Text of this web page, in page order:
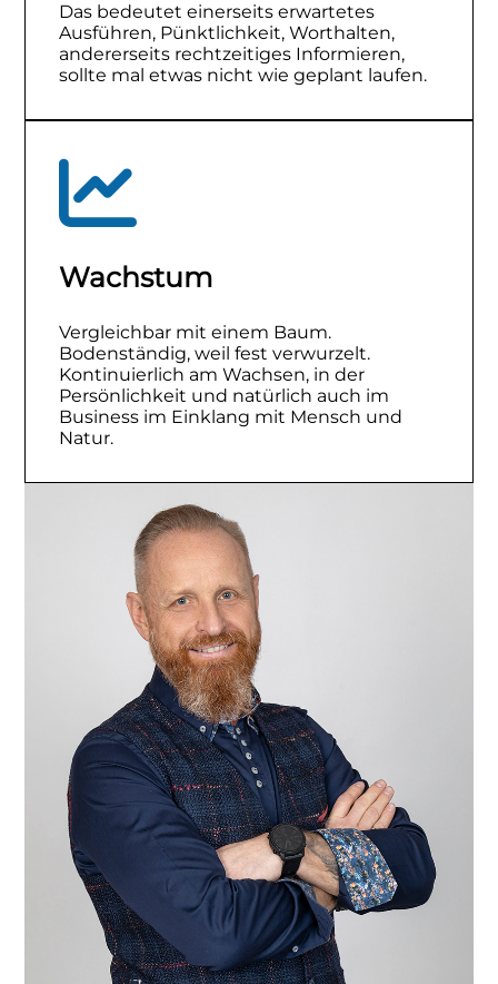
Das bedeutet einerseits erwartetes
Ausführen, Pünktlichkeit, Worthalten,
andererseits rechtzeitiges Informieren,
sollte mal etwas nicht wie geplant laufen.
Wachstum
Vergleichbar mit einem Baum.
Bodenständig, weil fest verwurzelt.
Kontinuierlich am Wachsen, in der
Persönlichkeit und natürlich auch im
Business im Einklang mit Mensch und
Natur.
"Wenn wir ein Ziel und einen Plan
haben und bereit sind, Risiken und
Fehler einzugehen und als Team zu
arbeiten, können wir beschließen die
großen Herausforderungen
anzugehen."
(Scott J. Kelly)
Es ist nicht immer leicht, allen gerecht
zu werden. Manchmal ist es wichtig,
Prioritäten zu setzen und realistische
Erwartungen zu haben, sowohl für sich
selbst als auch für andere.